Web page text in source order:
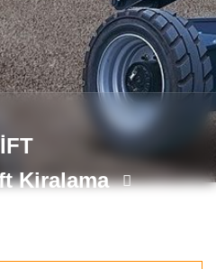
Kiralama